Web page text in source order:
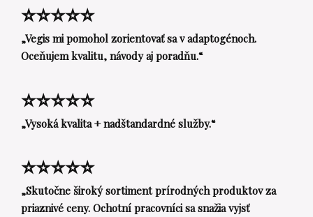
⭐⭐⭐⭐⭐
„Vegis mi pomohol zorientovať sa v adaptogénoch.
Oceňujem kvalitu, návody aj poradňu.“
⭐⭐⭐⭐⭐
„Vysoká kvalita + nadštandardné služby.“
⭐⭐⭐⭐⭐
„Skutočne široký sortiment prírodných produktov za
priaznivé ceny. Ochotní pracovníci sa snažia vyjsť